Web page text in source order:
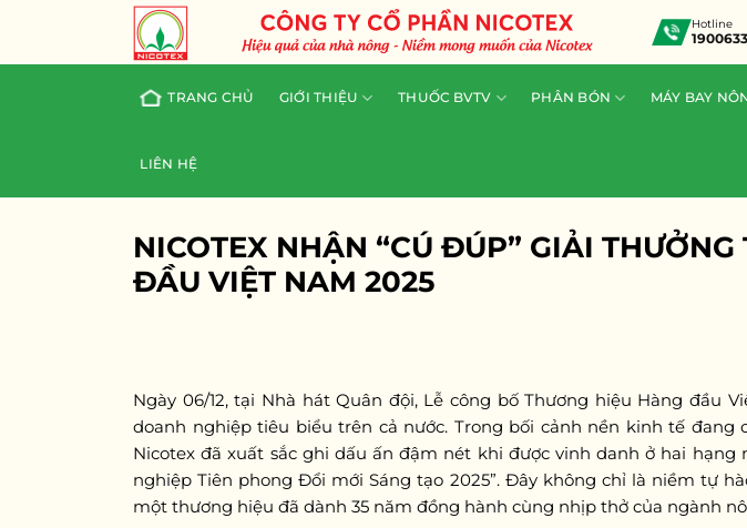
content
Hotline
TRANG CHỦ GIỚI THIỆU THUỐC BVTV PHÂN BÓN MÁY BAY
LIÊN HỆ
NICOTEX NHẬN “CÚ ĐÚP” GIẢI
ĐẦU VIỆT NAM 2025
Ngày 06/12, tại Nhà hát Quân đội, Lễ công bố Thương hiệu Hàng
doanh nghiệp tiêu biểu trên cả nước. Trong bối cảnh nền kinh tế
Nicotex đã xuất sắc ghi dấu ấn đậm nét khi được vinh danh ở hai hạng
nghiệp Tiên phong Đổi mới Sáng tạo 2025”. Đây không chỉ là niềm tự
một thương hiệu đã dành 35 năm đồng hành cùng nhịp thở của ngành